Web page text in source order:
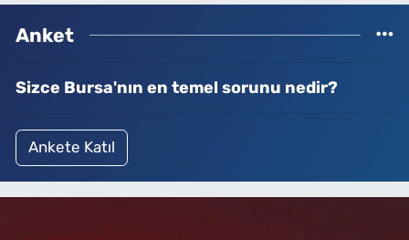
Anket
Sizce Bursa'nın en temel sorunu nedir?
Ankete Katıl